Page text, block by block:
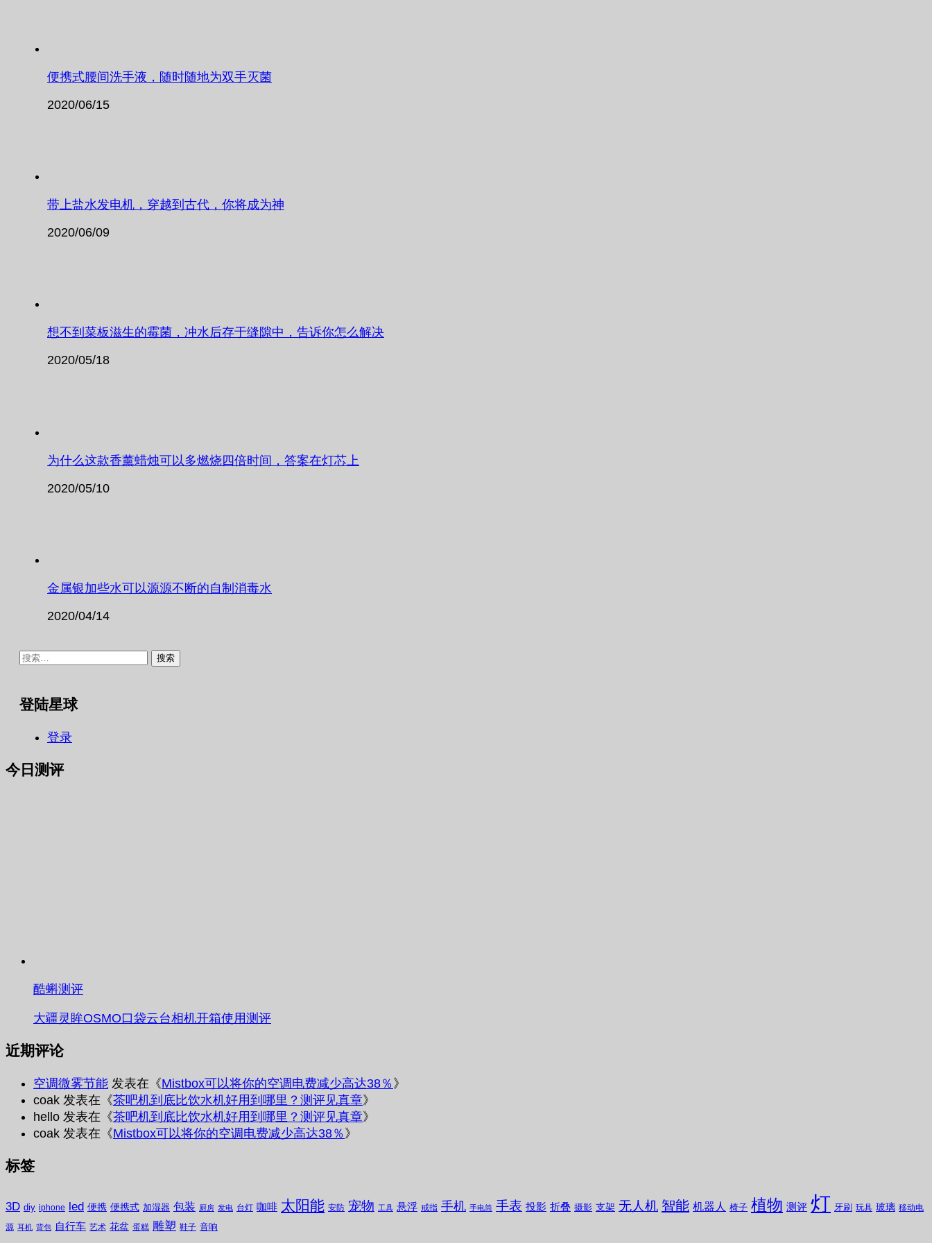
便携式腰间洗手液，随时随地为双手灭菌
2020/06/15
带上盐水发电机，穿越到古代，你将成为神
2020/06/09
想不到菜板滋生的霉菌，冲水后存于缝隙中，告诉你怎么解决
2020/05/18
为什么这款香薰蜡烛可以多燃烧四倍时间，答案在灯芯上
2020/05/10
金属银加些水可以源源不断的自制消毒水
2020/04/14
搜
登陆星球
登录
今日测评
酷蝌测评
大疆灵眸OSMO口袋云台相机开箱使用测评
近期评论
空调微雾节能 发表在《Mistbox可以将你的空调电费减少高达38％ 》
coak 发表在《茶吧机到底比饮水机好用到哪里？测评见真章》
hello 发表在《茶吧机到底比饮水机好用到哪里？测评见真章》
coak 发表在《Mistbox可以将你的空调电费减少高达38％ 》
标签
3D diy iphone led 便携 便携式 加湿器 包装 厨房 发电 台灯 咖啡 太阳能 安防 宠物 工具 悬浮 戒指 手机 手电筒 手表 投影 折叠 摄影 支架 无人机 智能 机器人 椅子 植物 测评 灯 牙刷 玩具 玻璃 移动电
源 耳机 背包 自行车 艺术 花盆 蛋糕 雕塑 鞋子 音响